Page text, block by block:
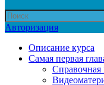
Авторизация
Описание курса
Самая первая